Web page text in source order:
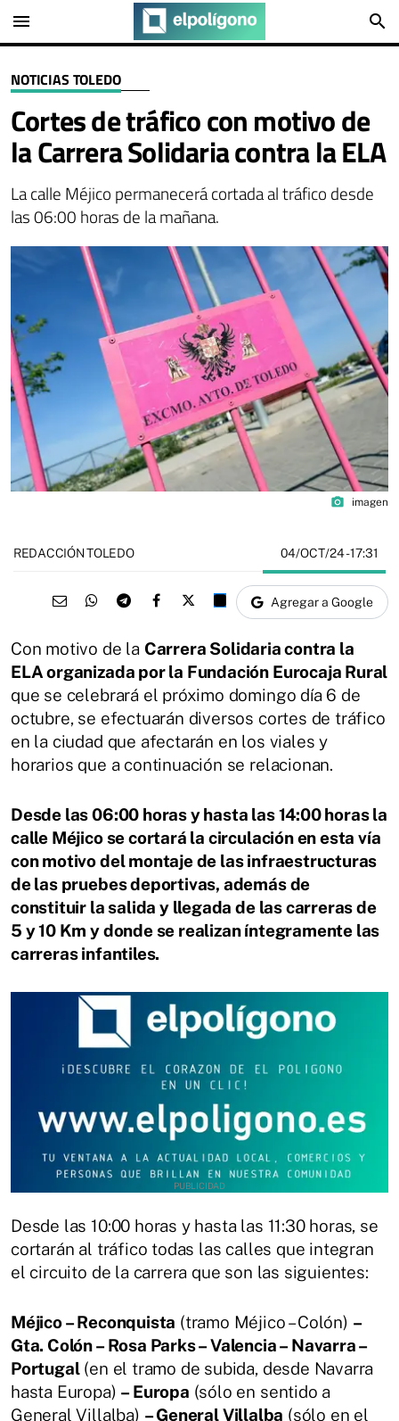
menu search
NOTICIAS TOLEDO
Cortes de tráfico con motivo de
la Carrera Solidaria contra la ELA
La calle Méjico permanecerá cortada al tráfico desde
las 06:00 horas de la mañana.
photo_camera imagen
REDACCIÓN TOLEDO 04/OCT/24- 17:31
Agregar a Google
Con motivo de la Carrera Solidaria contra la
ELA organizada por la Fundación Eurocaja Rural
que se celebrará el próximo domingo día 6 de
octubre, se efectuarán diversos cortes de tráfico
en la ciudad que afectarán en los viales y
horarios que a continuación se relacionan.
Desde las 06:00 horas y hasta las 14:00 horas la
calle Méjico se cortará la circulación en esta vía
con motivo del montaje de las infraestructuras
de las pruebes deportivas, además de
constituir la salida y llegada de las carreras de
5 y 10 Km y donde se realizan íntegramente las
carreras infantiles.
Desde las 10:00 horas y hasta las 11:30 horas, se
cortarán al tráfico todas las calles que integran
el circuito de la carrera que son las siguientes:
Méjico – Reconquista (tramo Méjico – Colón) –
Gta. Colón – Rosa Parks – Valencia – Navarra –
Portugal(en el tramo de subida, desde Navarra
hasta Europa) – Europa (sólo en sentido a
General Villalba) – General Villalba (sólo en el